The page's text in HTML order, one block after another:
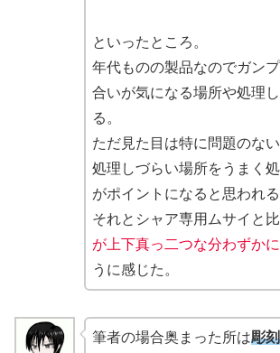
といったところ。
年代ものの製品なのでガン
合いが気になる場所や処理
る。
ただ見た目は特に問題のない
処理しづらい場所をうまく
がポイントになると思われる
それとシャア専用ムサイと比
が上下真っ二つな分わずか
うに感じた。
筆者の場合奥まった所は彫